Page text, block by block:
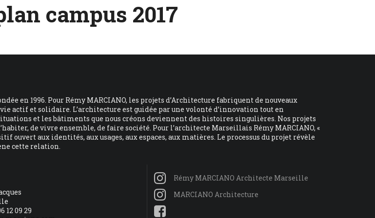
campus 2017
en 1996. Pour Rémy MARCIANO, les projets d’Architecture fabriquent de nouveaux
actif et solidaire. L’architecture est guidée par une volonté d’innovation tout en
et les bâtiments que nous créons deviennent des histoires singulières. Nos projets
de vivre ensemble, de faire société. Pour l’architecte Marseillais Rémy MARCIANO, «
aux identités, aux usages, aux espaces, aux matières. Le processus du projet révèle
cette relation.
12 09 29
Rémy MARCIANO Architecte Marseille
MARCIANO Architecture